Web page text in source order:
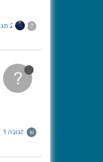
? 2 תגובות
?
ש תגובה 1